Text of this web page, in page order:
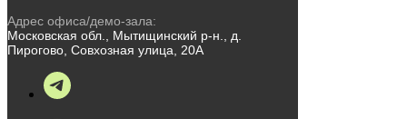
Адрес офиса/демо-зала:
Московская обл., Мытищинский р-н., д.
Пирогово, Совхозная улица, 20А